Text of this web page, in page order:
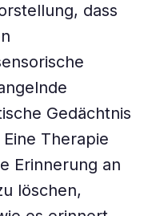
dass
Gedächtnis
Therapie
Erinnerung an
löschen,